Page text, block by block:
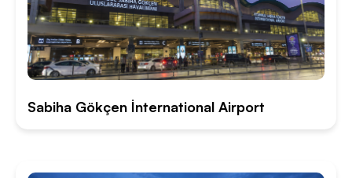
Sabiha Gökçen İnternational Airport